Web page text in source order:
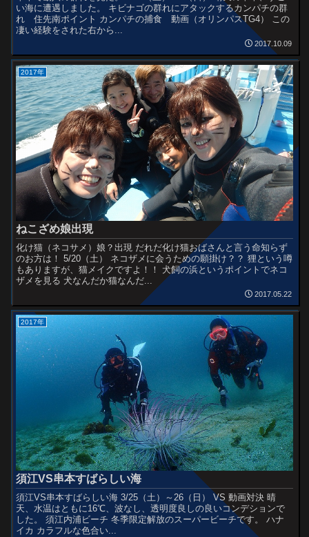
い海に遭遇しました。 キビナゴの群れにアタックするカンパチの群
れ 住先南ポイント カンパチの捕食 動画（オリンパスTG4） この
凄い経験をされた右から...
2017.10.09
2017年
ねこざめ娘出現
化け猫（ネコサメ）娘？出現 だれだ化け猫おばさんと言う命知らず
のお方は！ 5/20（土） ネコザメに会うための願掛け？？ 狸という噂
もありますが、猫メイクですよ！！ 犬飼の浜というポイントでネコ
ザメを見る 犬なんだか猫なんだ...
2017.05.22
2017年
須江VS串本すばらしい海
須江VS串本すばらしい海 3/25（土）～26（日） VS 動画対決 晴
天、水温はともに16℃、波なし、透明度良しの良いコンデションで
した。 須江内浦ビーチ 冬季限定解放のスーパービーチです。 ハナ
イカ カラフルな色合い...